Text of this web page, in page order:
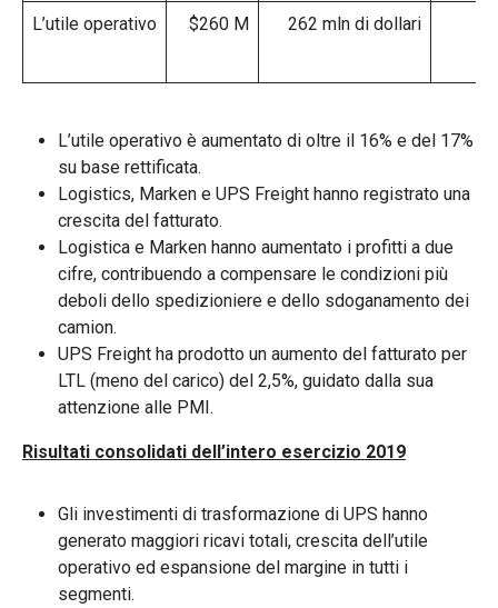
L’utile operativo $260 M 262 mln di dollari
L’utile operativo è aumentato di oltre il 16% e del 17%
su base rettificata.
Logistics, Marken e UPS Freight hanno registrato una
crescita del fatturato.
Logistica e Marken hanno aumentato i profitti a due
cifre, contribuendo a compensare le condizioni più
deboli dello spedizioniere e dello sdoganamento dei
camion.
UPS Freight ha prodotto un aumento del fatturato per
LTL (meno del carico) del 2,5%, guidato dalla sua
attenzione alle PMI.
Risultati consolidati dell’intero esercizio 2019
Gli investimenti di trasformazione di UPS hanno
generato maggiori ricavi totali, crescita dell’utile
operativo ed espansione del margine in tutti i
segmenti.